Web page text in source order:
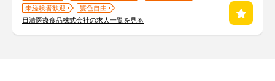
未経験者歓迎
髪色自由
日清医療食品株式会社の求人一覧を見る